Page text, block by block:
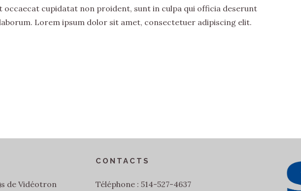
occaecat cupidatat non proident, sunt in culpa qui officia deserunt
Lorem ipsum dolor sit amet, consectetuer adipiscing elit.
de Vidéotron
CONTACTS
Téléphone : 514-527-4637